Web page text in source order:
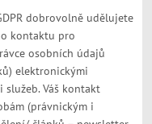
dobrovolně udělujete
kontaktu pro
osobních údajů
elektronickými
Váš kontakt
(právnickým i